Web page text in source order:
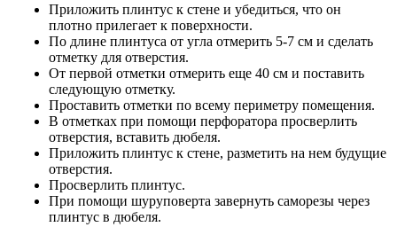
Приложить плинтус к стене и убедиться, что он
плотно прилегает к поверхности.
По длине плинтуса от угла отмерить 5-7 см и сделать
отметку для отверстия.
От первой отметки отмерить еще 40 см и поставить
следующую отметку.
Проставить отметки по всему периметру помещения.
В отметках при помощи перфоратора просверлить
отверстия, вставить дюбеля.
Приложить плинтус к стене, разметить на нем будущие
отверстия.
Просверлить плинтус.
При помощи шуруповерта завернуть саморезы через
плинтус в дюбеля.